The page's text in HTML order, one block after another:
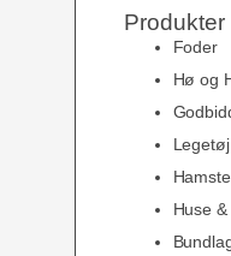
Foder
Hø og
Legetøj
Huse